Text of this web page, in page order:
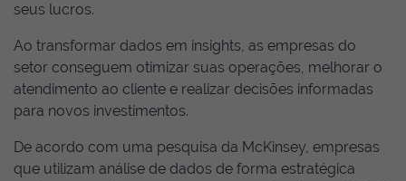
seus lucros.
Ao transformar dados em insights, as empresas do
setor conseguem otimizar suas operações, melhorar o
atendimento ao cliente e realizar decisões informadas
para novos investimentos.
De acordo com uma pesquisa da McKinsey, empresas
que utilizam análise de dados de forma estratégica